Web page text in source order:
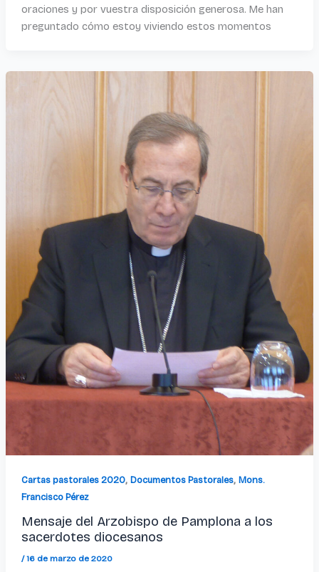
oraciones y por vuestra disposición generosa. Me han
preguntado cómo estoy viviendo estos momentos
Cartas pastorales 2020, Documentos Pastorales, Mons.
Francisco Pérez
Mensaje del Arzobispo de Pamplona a los
sacerdotes diocesanos
/16 de marzo de 2020